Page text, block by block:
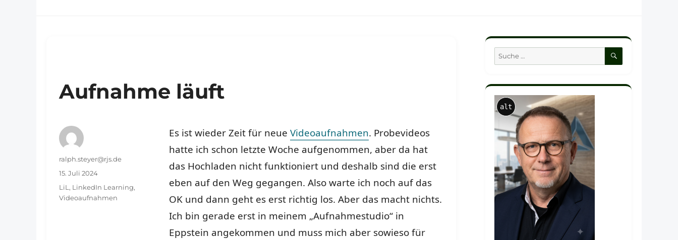
Aufnahme läuft
Es ist wieder Zeit für neue Videoaufnahmen. Probevideos
hatte ich schon letzte Woche aufgenommen, aber da hat
das Hochladen nicht funktioniert und deshalb sind die erst
eben auf den Weg gegangen. Also warte ich noch auf das
OK und dann geht es erst richtig los. Aber das macht nichts.
Ich bin gerade erst in meinem „Aufnahmestudio“ in
Eppstein angekommen und muss mich aber sowieso für
Autor
ralph.steyer@rjs.de
Veröffentlicht
am
15. Juli 2024
Schlagwörter
LiL, LinkedIn Learning,
Videoaufnahmen
Suche
nach:
SUCHEN
alt